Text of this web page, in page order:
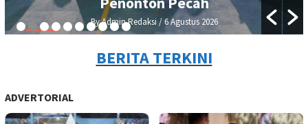
By Admin Redaksi / 6 Agustus 2026
BERITA TERKINI
ADVERTORIAL